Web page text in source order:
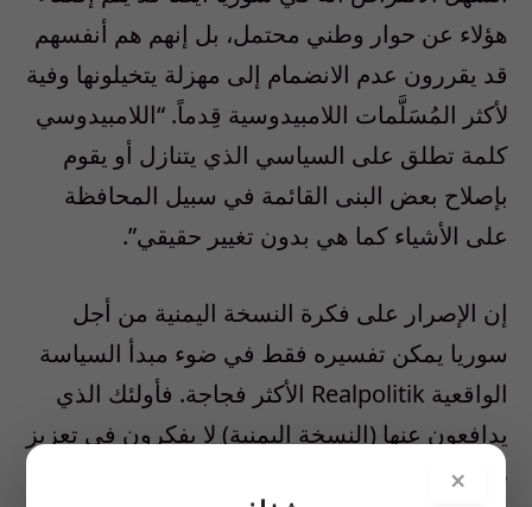
هؤلاء عن حوار وطني محتمل، بل إنهم هم أنفسهم
قد يقررون عدم الانضمام إلى مهزلة يتخيلونها وفية
لأكثر المُسَلَّمات اللامبيدوسية قِدماً. “اللامبيدوسي
كلمة تطلق على السياسي الذي يتنازل أو يقوم
بإصلاح بعض البنى القائمة في سبيل المحافظة
على الأشياء كما هي بدون تغيير حقيقي”.
إن الإصرار على فكرة النسخة اليمنية من أجل
سوريا يمكن تفسيره فقط في ضوء مبدأ السياسة
الواقعية Realpolitik الأكثر فجاجة. فأولئك الذي
يدافعون عنها (النسخة اليمنية) لا يفكرون في تعزيز
ظهور دولة الحق والقانون التي تعمل على تحقيق
×